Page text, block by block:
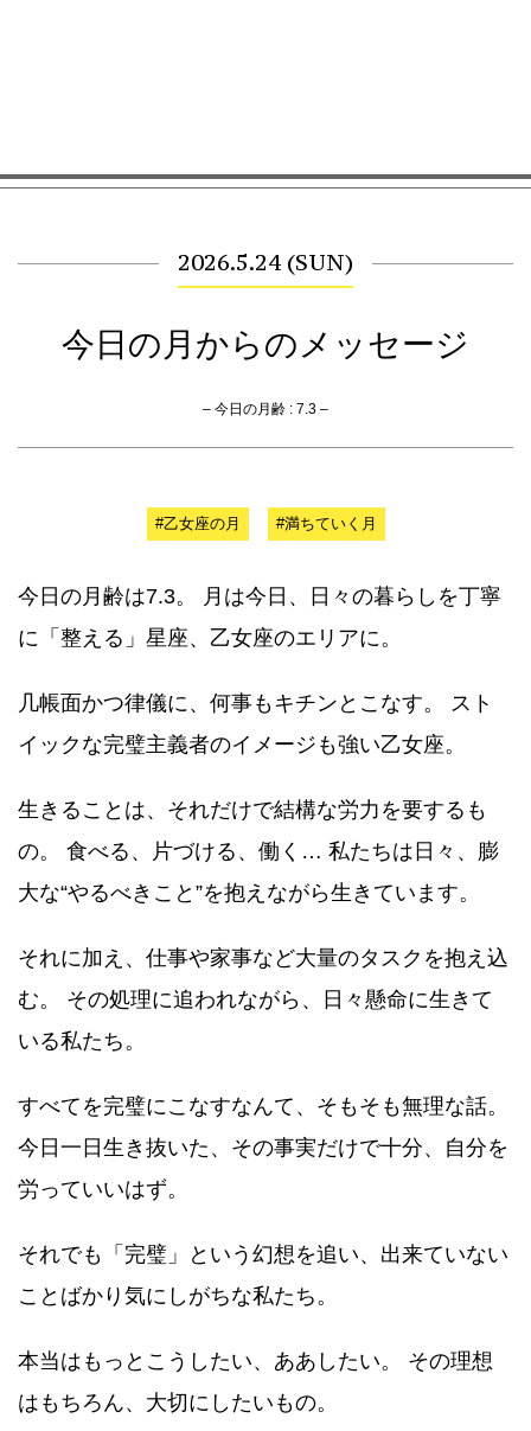
2026.5.24 (SUN)
今日の月からのメッセージ
– 今日の月齢 : 7.3 –
#乙女座の月 #満ちていく月
今日の月齢は7.3。 月は今日、日々の暮らしを丁寧
に「整える」星座、乙女座のエリアに。
几帳面かつ律儀に、何事もキチンとこなす。 スト
イックな完璧主義者のイメージも強い乙女座。
生きることは、それだけで結構な労力を要するも
の。 食べる、片づける、働く… 私たちは日々、膨
大な“やるべきこと”を抱えながら生きています。
それに加え、仕事や家事など大量のタスクを抱え込
む。 その処理に追われながら、日々懸命に生きて
いる私たち。
すべてを完璧にこなすなんて、そもそも無理な話。
今日一日生き抜いた、その事実だけで十分、自分を
労っていいはず。
それでも「完璧」という幻想を追い、出来ていない
ことばかり気にしがちな私たち。
本当はもっとこうしたい、ああしたい。 その理想
はもちろん、大切にしたいもの。